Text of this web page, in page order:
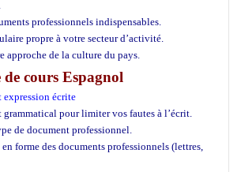
professionnels indispensables.
propre à votre secteur d’activité.
approche de la culture du pays.
cours Espagnol
expression écrite
grammatical pour limiter vos fautes à l’écrit.
de document professionnel.
forme des documents professionnels (lettres,